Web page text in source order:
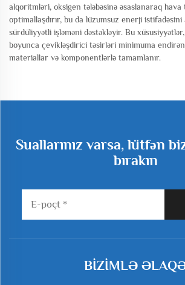
alqoritmləri, oksigen tələbəsinə əsaslanaraq hava
optimallaşdırır, bu da lüzumsuz enerji istifadəsini
sürdüliyyətli işləməni dəstəkləyir. Bu
boyunca çevikləşdirici təsirləri minimuma
materiallar və komponentlərlə tamamlanır.
Suallarınız varsa, lütfən
bırakın
BİZİMLƏ